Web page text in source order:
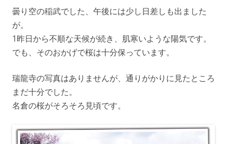
プ
曇り空の稲武でした、午後には少し日差しも出ました
が。
1昨日から不順な天候が続き、肌寒いような陽気です。
でも、そのおかげで桜は十分保っています。
瑞龍寺の写真はありませんが、通りがかりに見たところ
まだ十分でした。
名倉の桜がそろそろ見頃です。